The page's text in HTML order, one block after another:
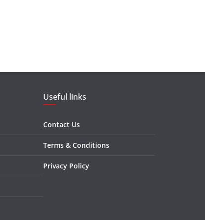
Useful links
Contact Us
Terms & Conditions
Privacy Policy